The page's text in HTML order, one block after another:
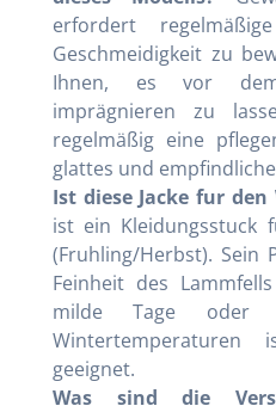
erfordert
Geschmeidigkeit zu
Ihnen, es vor
imprägnieren zu
regelmäßig eine
glattes und
Ist diese Jacke fur
ist ein Kleidungsstuck
(Fruhling/Herbst). Sein
Feinheit des
milde Tage oder
geeignet.
Was sind die